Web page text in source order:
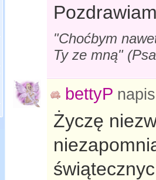
"Choćbym
Ty ze mną"
bettyP
Życzę